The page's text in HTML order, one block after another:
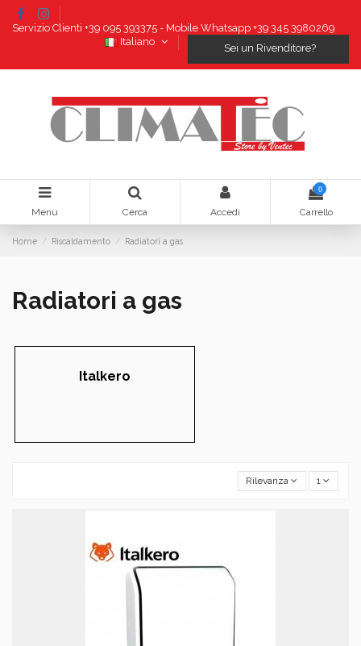
Servizio Clienti +39 095 393375 - Mobile Whatsapp +39 345 3980269
Italiano
Sei un Rivenditore?
Menu Cerca Accedi
0
Carrello
Home Riscaldamento Radiatori a gas
Radiatori a gas
Italkero
Rilevanza 1